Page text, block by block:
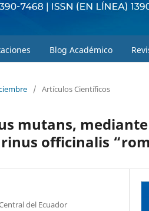
Blog Académico
/ Artículos Científicos
mutans,
officinalis
del Ecuador